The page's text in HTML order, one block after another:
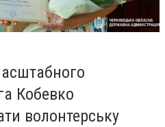
Кобевко
волонтерську